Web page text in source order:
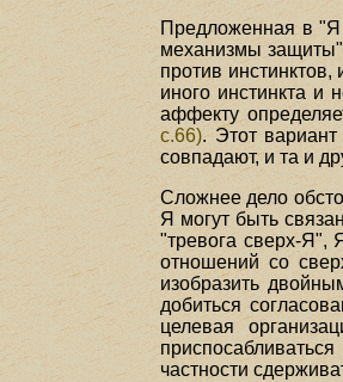
Предложенная в "Я
механизмы
против
иного инстинкта и
аффекту
с.66). Этот
совпадают, и та и
Сложнее дело
Я могут быть
"тревога сверх-Я",
отношений со
изобразить
добиться
целевая
частности